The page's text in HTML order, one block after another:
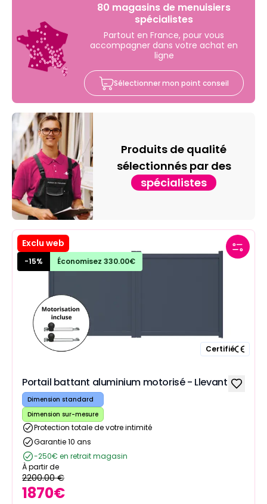
80 magasins de menuisiers
spécialistes
Partout en France, pour vous
accompagner dans votre achat en
ligne
Sélectionner mon point conseil
Produits de qualité
sélectionnés par des
spécialistes
Exclu web
-15% Économisez 330.00€
Certifié
Portail battant aluminium motorisé - Llevant
Dimension standard
Dimension sur-mesure
Protection totale de votre intimité
Garantie 10 ans
-250€ en retrait magasin
À partir de
2200.00€
1870€